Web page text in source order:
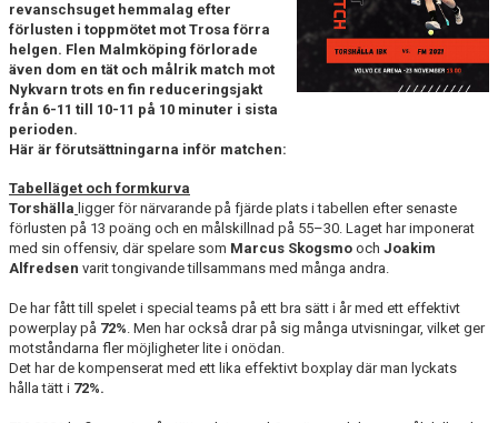
MATCHER
revanschsuget hemmalag efter
förlusten i toppmötet mot Trosa förra
helgen. Flen Malmköping förlorade
även dom en tät och målrik match mot
Nykvarn trots en fin reduceringsjakt
från 6-11 till 10-11 på 10 minuter i sista
perioden.
Här är förutsättningarna inför matchen:
Tabelläget och formkurva
Torshälla ligger för närvarande på fjärde plats i tabellen efter senaste
förlusten på 13 poäng och en målskillnad på 55–30. Laget har imponerat
med sin offensiv, där spelare som Marcus Skogsmo och Joakim
Alfredsen varit tongivande tillsammans med många andra.
De har fått till spelet i special teams på ett bra sätt i år med ett effektivt
powerplay på 72%. Men har också drar på sig många utvisningar, vilket ger
motståndarna fler möjligheter lite i onödan.
Det har de kompenserat med ett lika effektivt boxplay där man lyckats
hålla tätt i 72%.